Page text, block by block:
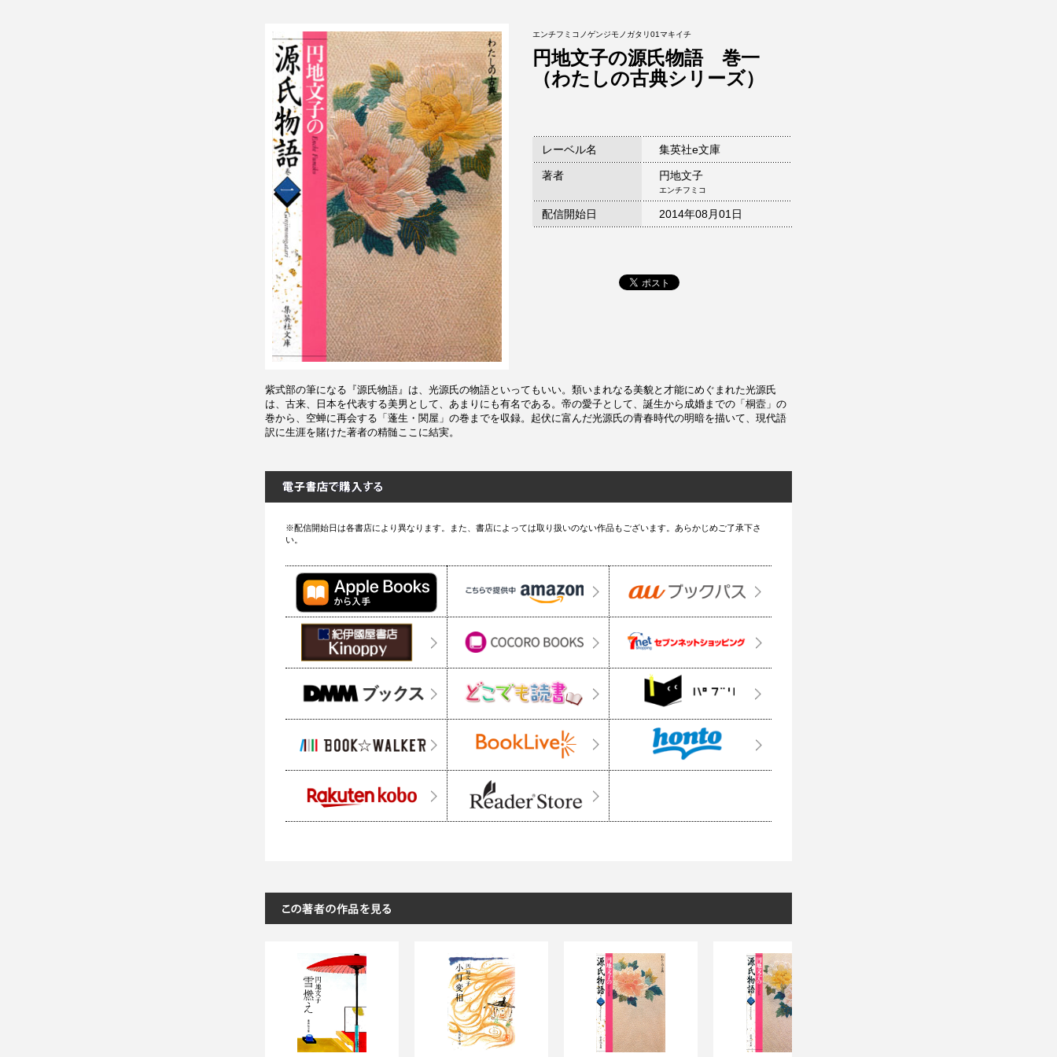
エンチフミコノゲンジモノガタリ01マキイチ
円地文子の源氏物語 巻一
（わたしの古典シリーズ）
レーベル名 集英社e文庫
著者 円地文子
エンチフミコ
配信開始日 2014年08月01日
紫式部の筆になる『源氏物語』は、光源氏の物語といってもいい。類いまれなる美貌と才能にめぐまれた光源氏
は、古来、日本を代表する美男として、あまりにも有名である。帝の愛子として、誕生から成婚までの「桐壼」の
巻から、空蝉に再会する「蓬生・関屋」の巻までを収録。起伏に富んだ光源氏の青春時代の明暗を描いて、現代語
訳に生涯を賭けた著者の精髄ここに結実。
※配信開始日は各書店により異なります。また、書店によっては取り扱いのない作品もございます。あらかじめご了承下さ
い。